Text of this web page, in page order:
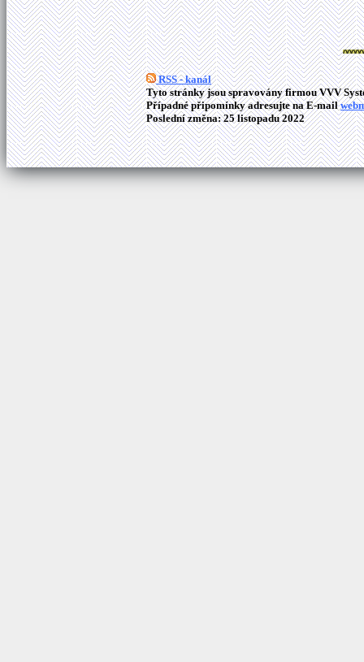
RSS - kanál
Tyto stránky jsou spravovány firmou VVV
Případné připomínky adresujte na E-mail
Poslední změna: 25 listopadu 2022